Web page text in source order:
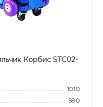
Корбис STC02-
1010
580